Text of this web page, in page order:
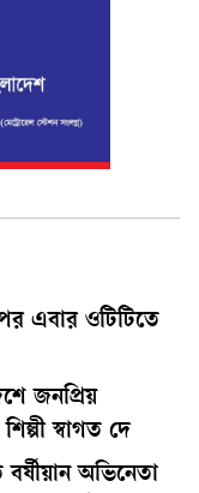
পর এবার ওটিটিতে
জনপ্রিয়
স্বাগত দে
অভিনেতা